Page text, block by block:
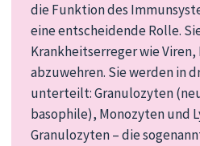
die Funktion des
eine entscheidende Rolle.
Krankheitserreger wie
abzuwehren. Sie werden in
unterteilt: Granulozyten
basophile), Monozyten und
Granulozyten – die